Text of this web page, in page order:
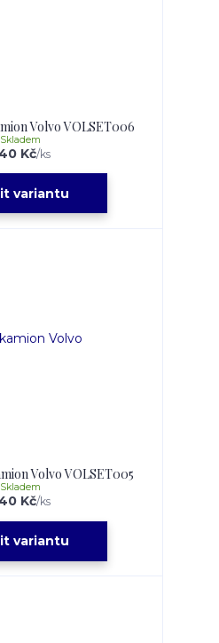
Volvo VOLSET006
Kč/ks
Skladem
variantu
Volvo VOLSET005
Kč/ks
Skladem
variantu